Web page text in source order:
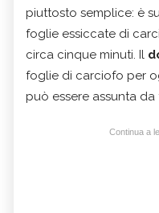
piuttosto semplice: è
foglie essiccate di
circa cinque minuti. Il
foglie di carciofo per
può essere assunta
Continua a